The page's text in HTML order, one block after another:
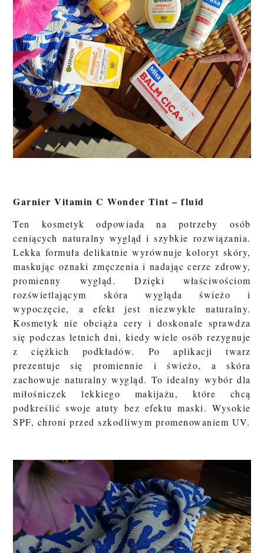
Garnier Vitamin C Wonder Tint – fluid
Ten kosmetyk odpowiada na potrzeby osób
ceniących naturalny wygląd i szybkie rozwiązania.
Lekka formuła delikatnie wyrównuje koloryt skóry,
maskując oznaki zmęczenia i nadając cerze zdrowy,
promienny wygląd. Dzięki właściwościom
rozświetlającym skóra wygląda świeżo i
wypoczęcie, a efekt jest niezwykle naturalny.
Kosmetyk nie obciąża cery i doskonale sprawdza
się podczas letnich dni, kiedy wiele osób rezygnuje
z ciężkich podkładów. Po aplikacji twarz
prezentuje się promiennie i świeżo, a skóra
zachowuje naturalny wygląd. To idealny wybór dla
miłośniczek lekkiego makijażu, które chcą
podkreślić swoje atuty bez efektu maski. Wysokie
SPF, chroni przed szkodliwym promenowaniem UV.